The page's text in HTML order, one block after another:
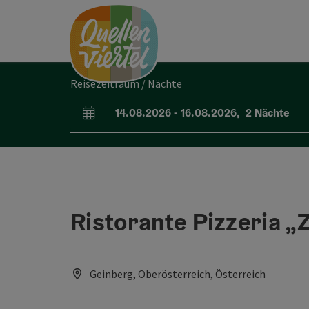
Zum InhaltAccesskey
[0]
Zur NavigationAccesskey
Zum Seitenanfang Accesskey
Reisezeitraum / Nächte
An- und Abreisefelder
14.08.2026- 16.08.2026, 2 Nächte
Ristorante Pizzeria
Geinberg, Oberösterreich, Österreich